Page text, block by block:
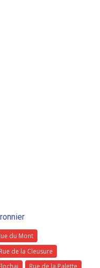
du Mont
Rue de la Cleusure